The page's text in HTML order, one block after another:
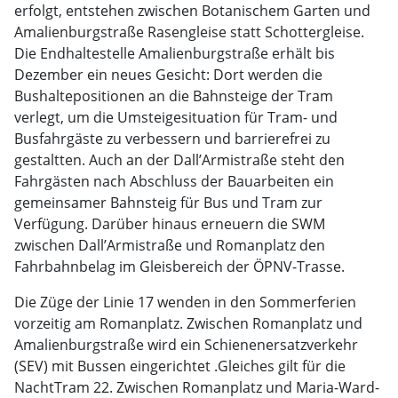
erfolgt, entstehen zwischen Botanischem Garten und
Amalienburgstraße Rasengleise statt Schottergleise.
Die Endhaltestelle Amalienburgstraße erhält bis
Dezember ein neues Gesicht: Dort werden die
Bushaltepositionen an die Bahnsteige der Tram
verlegt, um die Umsteigesituation für Tram- und
Busfahrgäste zu verbessern und barrierefrei zu
gestaltten. Auch an der Dall’Armistraße steht den
Fahrgästen nach Abschluss der Bauarbeiten ein
gemeinsamer Bahnsteig für Bus und Tram zur
Verfügung. Darüber hinaus erneuern die SWM
zwischen Dall’Armistraße und Romanplatz den
Fahrbahnbelag im Gleisbereich der ÖPNV-Trasse.
Die Züge der Linie 17 wenden in den Sommerferien
vorzeitig am Romanplatz. Zwischen Romanplatz und
Amalienburgstraße wird ein Schienenersatzverkehr
(SEV) mit Bussen eingerichtet .Gleiches gilt für die
NachtTram 22. Zwischen Romanplatz und Maria-Ward-